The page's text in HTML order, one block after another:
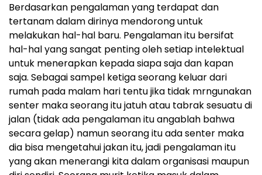
Berdasarkan pengalaman yang terdapat dan
tertanam dalam dirinya mendorong untuk
melakukan hal-hal baru. Pengalaman itu bersifat
hal-hal yang sangat penting oleh setiap intelektual
untuk menerapkan kepada siapa saja dan kapan
saja. Sebagai sampel ketiga seorang keluar dari
rumah pada malam hari tentu jika tidak mrngunakan
senter maka seorang itu jatuh atau tabrak sesuatu di
jalan (tidak ada pengalaman itu angablah bahwa
secara gelap) namun seorang itu ada senter maka
dia bisa mengetahui jakan itu, jadi pengalaman itu
yang akan menerangi kita dalam organisasi maupun